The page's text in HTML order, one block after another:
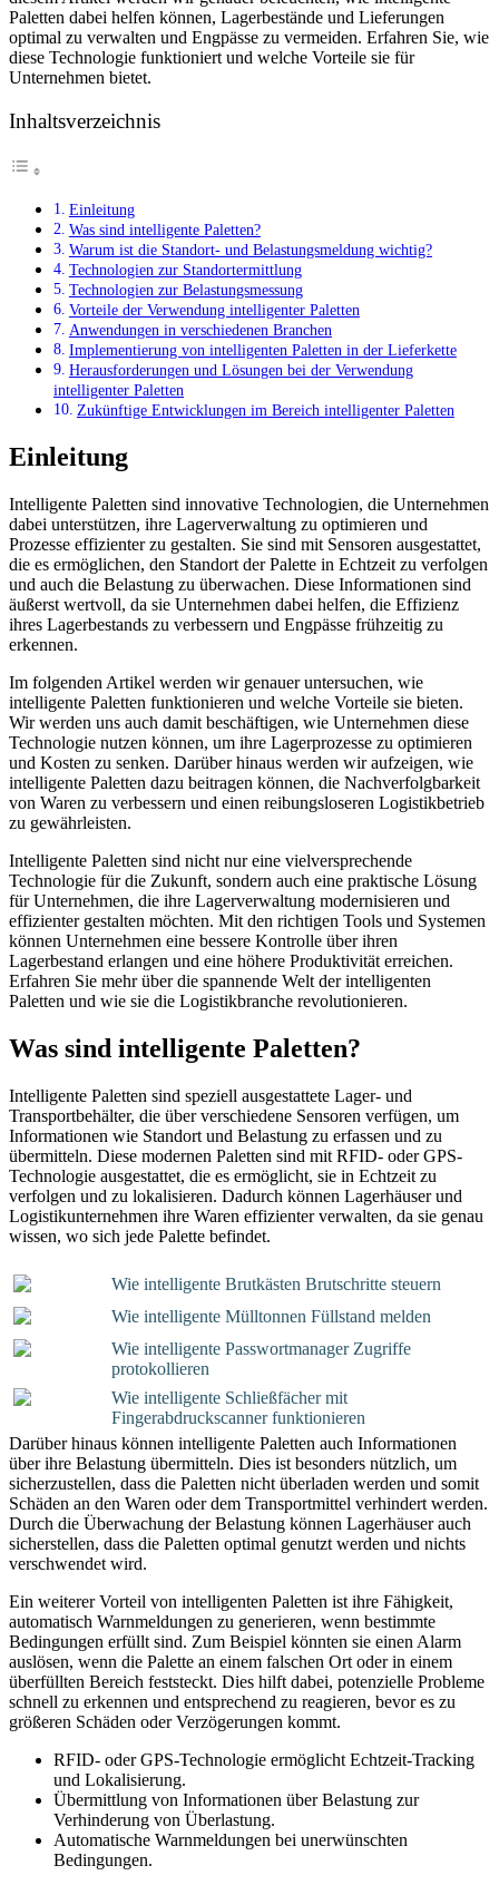
Paletten dabei helfen können, Lagerbestände und Lieferungen
optimal zu verwalten und Engpässe zu vermeiden. Erfahren Sie, wie
diese Technologie funktioniert und welche Vorteile sie für
Unternehmen bietet.
Inhaltsverzeichnis
Einleitung
Was sind intelligente Paletten?
Warum ist die Standort- und Belastungsmeldung wichtig?
Technologien zur Standortermittlung
Technologien zur Belastungsmessung
Vorteile der Verwendung intelligenter Paletten
Anwendungen in verschiedenen Branchen
Implementierung von intelligenten Paletten in der Lieferkette
Herausforderungen und Lösungen bei der Verwendung
intelligenter Paletten
Zukünftige Entwicklungen im Bereich intelligenter Paletten
Einleitung
Intelligente Paletten sind innovative Technologien, die Unternehmen
dabei unterstützen, ihre Lagerverwaltung zu optimieren und
Prozesse effizienter zu gestalten. Sie sind mit Sensoren ausgestattet,
die es ermöglichen, den Standort der Palette in Echtzeit zu verfolgen
und auch die Belastung zu überwachen. Diese Informationen sind
äußerst wertvoll, da sie Unternehmen dabei helfen, die Effizienz
ihres Lagerbestands zu verbessern und Engpässe frühzeitig zu
erkennen.
Im folgenden Artikel werden wir genauer untersuchen, wie
intelligente Paletten funktionieren und welche Vorteile sie bieten.
Wir werden uns auch damit beschäftigen, wie Unternehmen diese
Technologie nutzen können, um ihre Lagerprozesse zu optimieren
und Kosten zu senken. Darüber hinaus werden wir aufzeigen, wie
intelligente Paletten dazu beitragen können, die Nachverfolgbarkeit
von Waren zu verbessern und einen reibungsloseren Logistikbetrieb
zu gewährleisten.
Intelligente Paletten sind nicht nur eine vielversprechende
Technologie für die Zukunft, sondern auch eine praktische Lösung
für Unternehmen, die ihre Lagerverwaltung modernisieren und
effizienter gestalten möchten. Mit den richtigen Tools und Systemen
können Unternehmen eine bessere Kontrolle über ihren
Lagerbestand erlangen und eine höhere Produktivität erreichen.
Erfahren Sie mehr über die spannende Welt der intelligenten
Paletten und wie sie die Logistikbranche revolutionieren.
Was sind intelligente Paletten?
Intelligente Paletten sind speziell ausgestattete Lager- und
Transportbehälter, die über verschiedene Sensoren verfügen, um
Informationen wie Standort und Belastung zu erfassen und zu
übermitteln. Diese modernen Paletten sind mit RFID- oder GPS-
Technologie ausgestattet, die es ermöglicht, sie in Echtzeit zu
verfolgen und zu lokalisieren. Dadurch können Lagerhäuser und
Logistikunternehmen ihre Waren effizienter verwalten, da sie genau
wissen, wo sich jede Palette befindet.
Wie intelligente Brutkästen Brutschritte steuern
Wie intelligente Mülltonnen Füllstand melden
Wie intelligente Passwortmanager Zugriffe
protokollieren
Wie intelligente Schließfächer mit
Fingerabdruckscanner funktionieren
Darüber hinaus können intelligente Paletten auch Informationen
über ihre Belastung übermitteln. Dies ist besonders nützlich, um
sicherzustellen, dass die Paletten nicht überladen werden und somit
Schäden an den Waren oder dem Transportmittel verhindert werden.
Durch die Überwachung der Belastung können Lagerhäuser auch
sicherstellen, dass die Paletten optimal genutzt werden und nichts
verschwendet wird.
Ein weiterer Vorteil von intelligenten Paletten ist ihre Fähigkeit,
automatisch Warnmeldungen zu generieren, wenn bestimmte
Bedingungen erfüllt sind. Zum Beispiel könnten sie einen Alarm
auslösen, wenn die Palette an einem falschen Ort oder in einem
überfüllten Bereich feststeckt. Dies hilft dabei, potenzielle Probleme
schnell zu erkennen und entsprechend zu reagieren, bevor es zu
größeren Schäden oder Verzögerungen kommt.
RFID- oder GPS-Technologie ermöglicht Echtzeit-Tracking
und Lokalisierung.
Übermittlung von Informationen über Belastung zur
Verhinderung von Überlastung.
Automatische Warnmeldungen bei unerwünschten
Bedingungen.